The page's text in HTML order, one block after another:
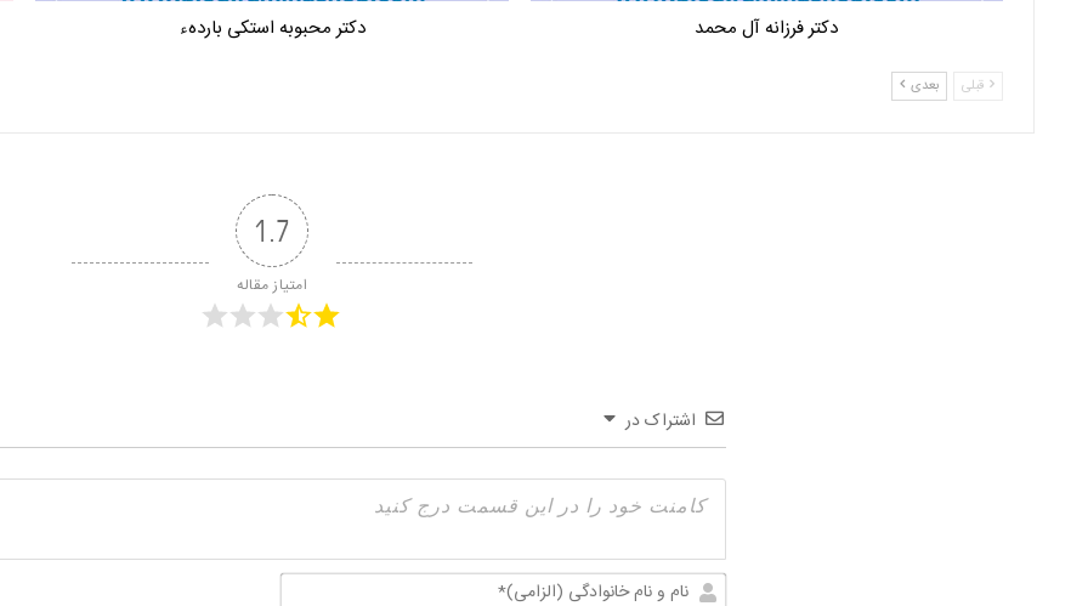
دکتر فرزانه آل محمد دکتر محبوبه استکی باردهء
قبلی بعدی
1.7
امتیاز مقاله
اشتراک در